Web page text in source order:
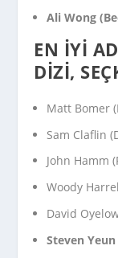
Ali Wong (
EN İYI
DIZI,
Matt Bomer (
Sam Claflin (
John Hamm (
Woody
David
Steven Yeun